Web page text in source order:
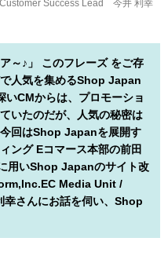
Success Lead 今井 利幸
～♪」 このフレーズ をご存
人気を集めるShop Japan
いCMからは、プロモーショ
いたのだが、人気の秘密は
回はShop Japanを展開す
ング Eコマース本部の前田
用いShop Japanのサイト改
Media Unit /
さんにお話を伺い、Shop